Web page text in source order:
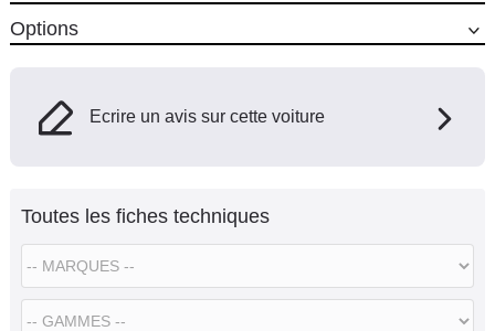
Options
Ecrire un avis sur cette voiture
Toutes les fiches techniques